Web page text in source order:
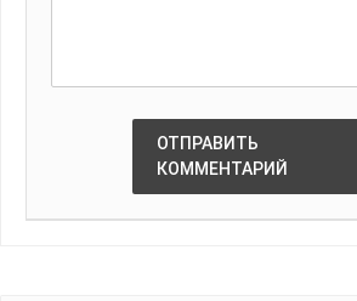
ОТПРАВИТЬ
КОММЕНТАРИЙ